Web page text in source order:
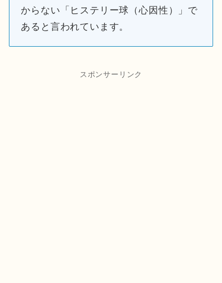
からない「ヒステリー球（心因性）」で
あると言われています。
スポンサーリンク